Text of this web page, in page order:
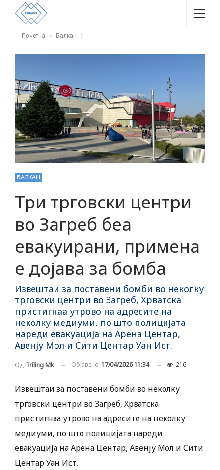
Почетна Балкан
БАЛКАН
Три трговски центри
во Загреб беа
евакуирани, примена
е дојава за бомба
Извештаи за поставени бомби во неколку
трговски центри во Загреб, Хрватска
пристигнаа утрово на адресите на
неколку медиуми, по што полицијата
нареди евакуација на Арена Центар,
Авенју Мол и Сити Центар Уан Ист.
Од Triling Mk Објавено 17/04/2026 11:34 216
Извештаи за поставени бомби во неколку
трговски центри во Загреб, Хрватска
пристигнаа утрово на адресите на неколку
медиуми, по што полицијата нареди
евакуација на Арена Центар, Авенју Мол и Сити
Центар Уан Ист.